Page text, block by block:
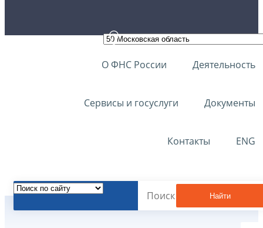
О ФНС России Деятельность
Сервисы и госуслуги Документы
Контакты ENG
Найти